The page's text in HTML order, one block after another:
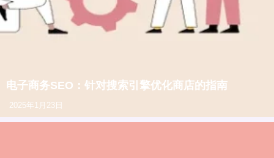
电子商务SEO：针对搜索引擎优化商店的指南
2025年1月23日